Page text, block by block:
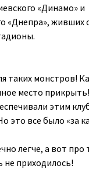
«Динамо» и
«Днепра», живших
таких монстров!
место
этим
это все было «за
легче, а вот про
не приходилось!